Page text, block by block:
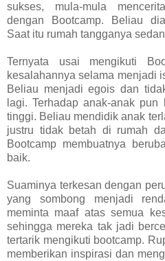
sukses, mula-mula
dengan Bootcamp. Beliau
Saat itu rumah tangganya
Ternyata usai mengikuti
kesalahannya selama menjadi
Beliau menjadi egois dan
lagi. Terhadap anak-anak
tinggi. Beliau mendidik anak
justru tidak betah di rumah
Bootcamp membuatnya
baik.
Suaminya terkesan dengan
yang sombong menjadi
meminta maaf atas semua
sehingga mereka tak jadi
tertarik mengikuti bootcamp.
memberikan inspirasi dan